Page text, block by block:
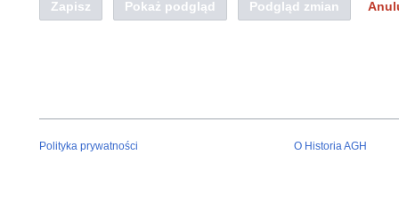
Zapisz Pokaż podgląd Podgląd zmian
Polityka prywatności O Historia AGH